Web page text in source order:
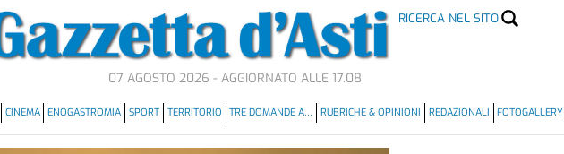
RICERCA NEL SITO
07 AGOSTO 2026 - AGGIORNATO ALLE 17.08
CINEMA ENOGASTROMIA SPORT TERRITORIO TRE DOMANDE A… RUBRICHE & OPINIONI REDAZIONALI FOTOGALLERY